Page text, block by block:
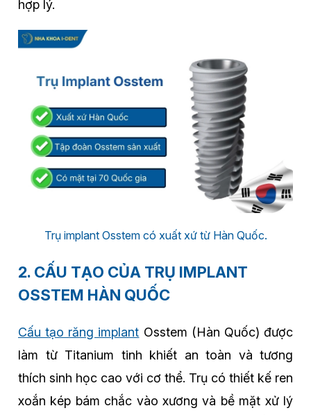
hợp lý.
Trụ implant Osstem có xuất xứ từ Hàn Quốc.
2. CẤU TẠO CỦA TRỤ IMPLANT
OSSTEM HÀN QUỐC
Cấu tạo răng implant Osstem (Hàn Quốc) được
làm từ Titanium tinh khiết an toàn và tương
thích sinh học cao với cơ thể. Trụ có thiết kế ren
xoắn kép bám chắc vào xương và bề mặt xử lý